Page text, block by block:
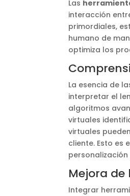
Las
interacción
primordiales,
humano de
optimiza los
La esencia de
interpretar el
algoritmos
virtuales
virtuales
cliente. Esto es
Mejora
Integrar